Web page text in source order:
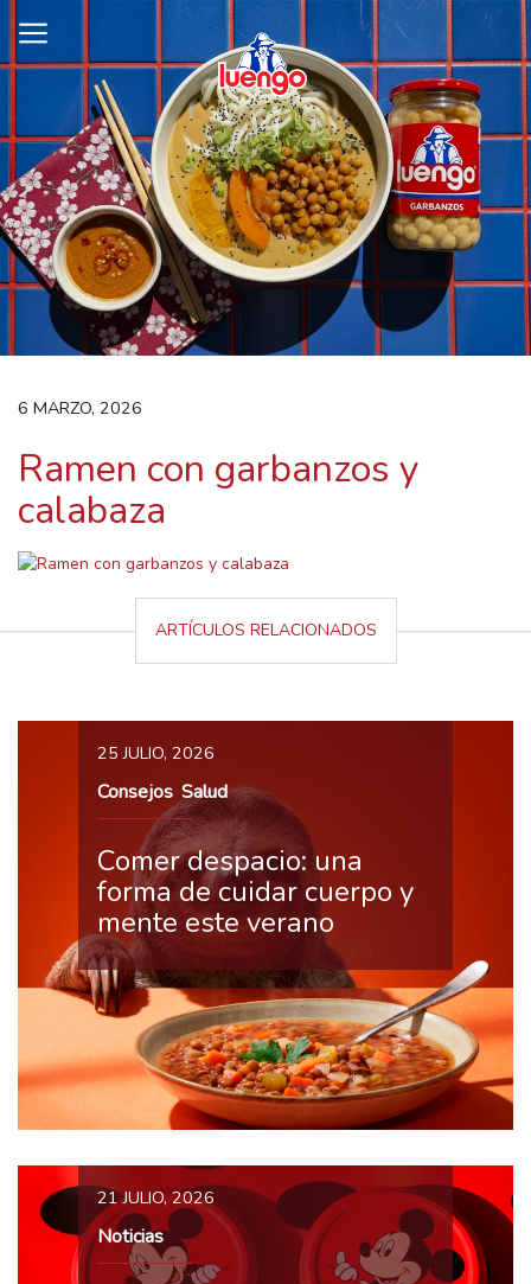
content
6 MARZO, 2026
Ramen con garbanzos y
calabaza
ARTÍCULOS RELACIONADOS
25 JULIO, 2026
Consejos, Salud
Comer despacio: una
forma de cuidar cuerpo y
mente este verano
21 JULIO, 2026
Noticias